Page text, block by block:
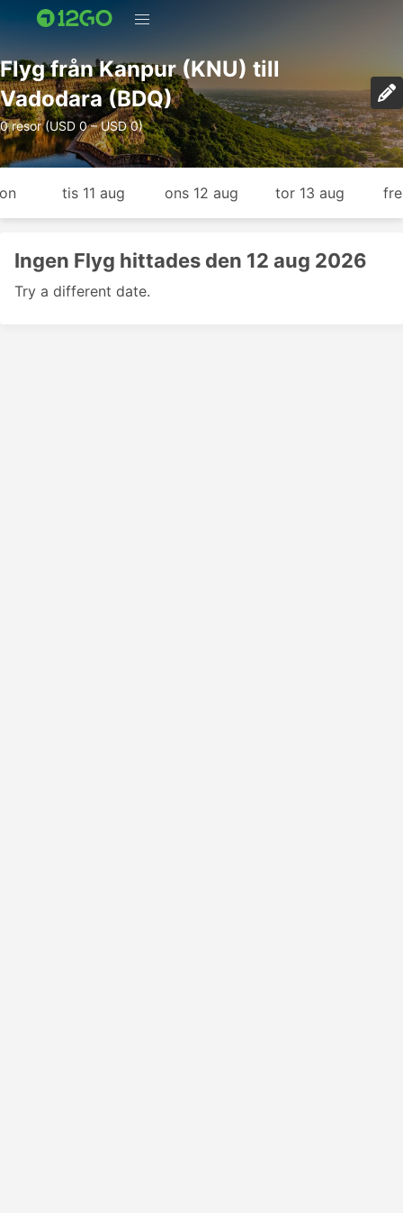
Flyg från Kanpur (KNU) till
Vadodara (BDQ)
0 resor (USD 0 – USD 0)
tis 11 aug ons 12 aug tor 13 aug
Ingen Flyg hittades den 12 aug 2026
Try a different date.